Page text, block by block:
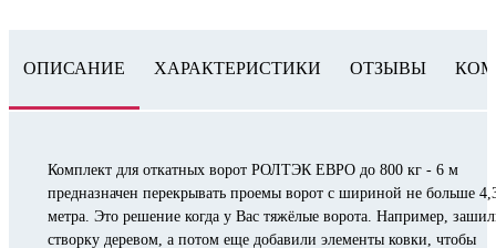
ОПИСАНИЕ ХАРАКТЕРИСТИКИ ОТЗЫВЫ
Комплект для откатных ворот РОЛТЭК ЕВРО до 800 кг - 6 м
предназначен перекрывать проемы ворот с шириной не больше
метра. Это решение когда у Вас тяжёлые ворота. Например,
створку деревом, а потом еще добавили элементы ковки, чтобы